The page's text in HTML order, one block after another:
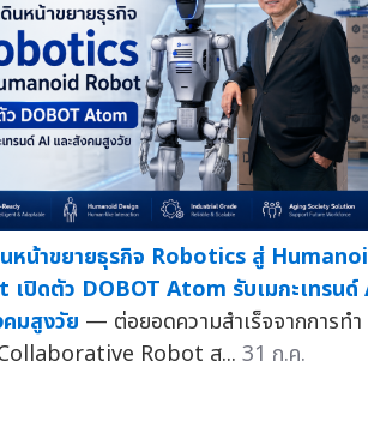
นหน้าขยายธุรกิจ Robotics สู่
เปิดตัว DOBOT Atom รับเมกะเทรนด์
มสูงวัย — ต่อยอดความสำเร็จจากการทำ
Robot ส... 31 ก.ค.